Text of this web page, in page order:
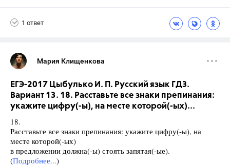
1 ответ
Мария Клищенкова
ЕГЭ-2017 Цыбулько И. П. Русский язык ГДЗ.
Вариант 13. 18. Расставьте все знаки препинания:
укажите цифру(-ы), на месте которой(-ых)...
18.
Расставьте все знаки препинания: укажите цифру(-ы), на
месте которой(-ых)
в предложении должна(-ы) стоять запятая(-ые).
(Подробнее...)